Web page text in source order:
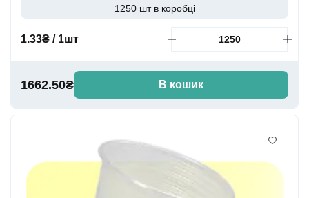
1250 шт в коробці
1.33₴ / 1шт
1662.50₴ В кошик